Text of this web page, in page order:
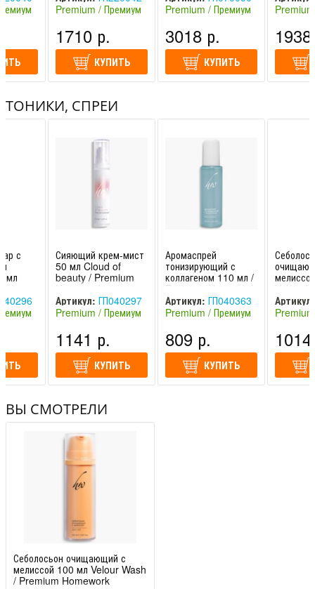
Premium / Премиум
1710 р.
КУПИТЬ
Premium / Премиум
3018 р.
КУПИТЬ
ТОНИКИ, СПРЕИ
с
мл
Сияющий крем-мист
50 мл Cloud of
beauty / Premium
Homework
Артикул: ГП040297
Premium / Премиум
1141 р.
КУПИТЬ
Аромаспрей
тонизирующий с
коллагеном 110 мл /
Premium Homework
Артикул: ГП040363
Premium / Премиум
809 р.
КУПИТЬ
Velour
Артикул:
ВЫ СМОТРЕЛИ
Себолосьон очищающий с
мелиссой 100 мл Velour Wash
/ Premium Homework